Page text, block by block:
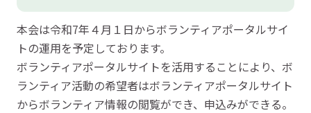
本会は令和7年４月１日からボランティアポータルサイ
トの運用を予定しております。
ボランティアポータルサイトを活用することにより、ボ
ランティア活動の希望者はボランティアポータルサイト
からボランティア情報の閲覧ができ、申込みができる。